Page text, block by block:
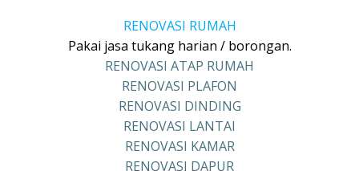
RENOVASI RUMAH
Pakai jasa tukang harian / borongan.
RENOVASI ATAP RUMAH
RENOVASI PLAFON
RENOVASI DINDING
RENOVASI LANTAI
RENOVASI KAMAR
RENOVASI DAPUR